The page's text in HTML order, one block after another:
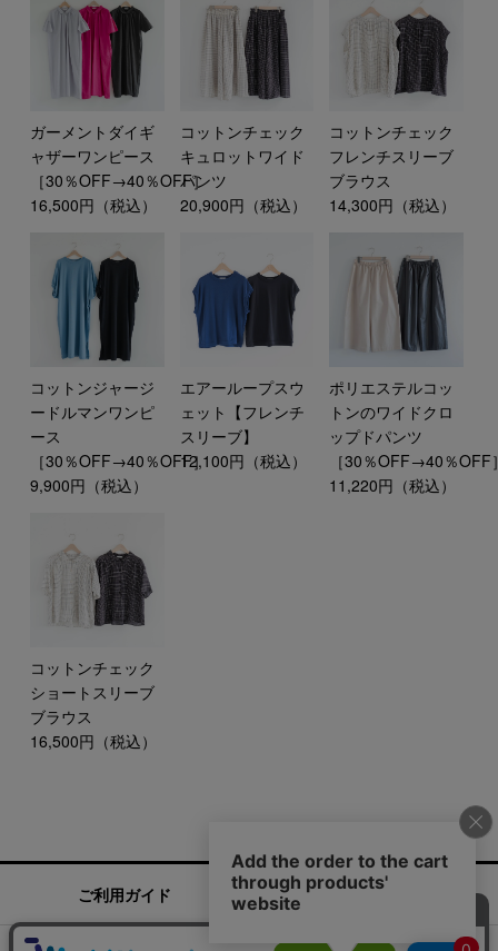
ガーメントダイギ
ャザーワンピース
［30％OFF→40％OFF］
16,500円（税込）
コットンチェック
キュロットワイド
パンツ
20,900円（税込）
コットンチェック
フレンチスリーブ
ブラウス
14,300円（税込）
コットンジャージ
ードルマンワンピ
ース
［30％OFF→40％OFF］
9,900円（税込）
エアーループスウ
ェット【フレンチ
スリーブ】
12,100円（税込）
ポリエステルコッ
トンのワイドクロ
ップドパンツ
［30％OFF→40％OFF
11,220円（税込）
コットンチェック
ショートスリーブ
ブラウス
16,500円（税込）
ご利用ガイド お問い合わせ 実店舗情報